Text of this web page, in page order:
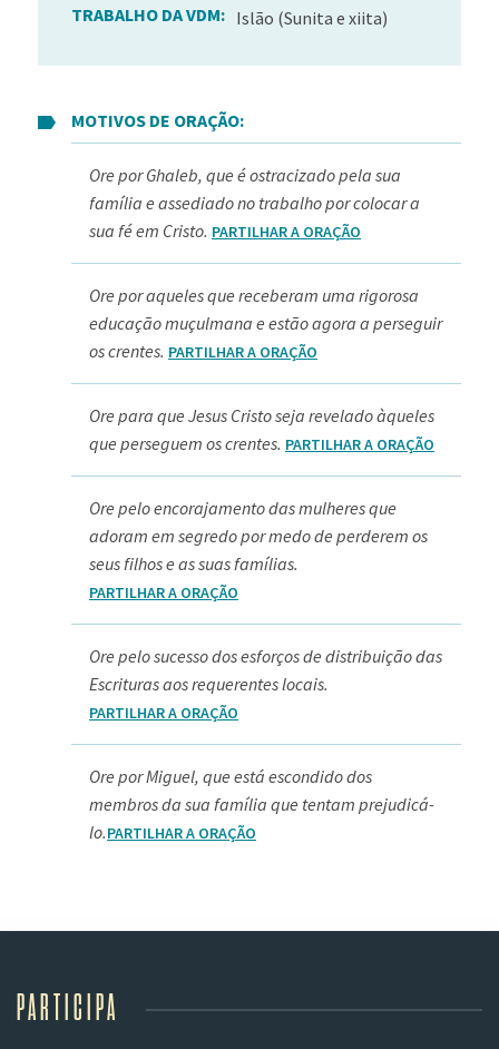
TRABALHO DA VDM: Islão (Sunita e xiita)
MOTIVOS DE ORAÇÃO:
Ore por Ghaleb, que é ostracizado pela sua
família e assediado no trabalho por colocar a
sua fé em Cristo. PARTILHAR A ORAÇÃO
Ore por aqueles que receberam uma rigorosa
educação muçulmana e estão agora a perseguir
os crentes. PARTILHAR A ORAÇÃO
Ore para que Jesus Cristo seja revelado àqueles
que perseguem os crentes. PARTILHAR A ORAÇÃO
Ore pelo encorajamento das mulheres que
adoram em segredo por medo de perderem os
seus filhos e as suas famílias.
PARTILHAR A ORAÇÃO
Ore pelo sucesso dos esforços de distribuição das
Escrituras aos requerentes locais.
PARTILHAR A ORAÇÃO
Ore por Miguel, que está escondido dos
membros da sua família que tentam prejudicá-
lo.PARTILHAR A ORAÇÃO
PARTICIPA